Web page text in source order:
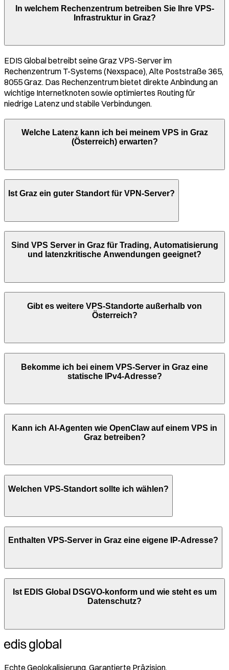
In welchem Rechenzentrum betreiben Sie Ihre VPS-
Infrastruktur in Graz?
EDIS Global betreibt seineGraz VPS-Server im
Rechenzentrum T-Systems (Nexspace), Alte Poststraße 365,
8055 Graz. Das Rechenzentrum bietet direkte Anbindung an
wichtige Internetknoten sowie optimiertes Routing für
niedrige Latenz und stabile Verbindungen.
Welche Latenz kann ich bei meinem VPS in Graz
(Österreich) erwarten?
Ist Graz ein guter Standort für VPN-Server?
Sind VPS Server in Grazfür Trading, Automatisierung
und latenzkritische Anwendungen geeignet?
Gibt es weitere VPS-Standorte außerhalb von
Österreich?
Bekomme ich bei einem VPS-Server in Graz eine
statische IPv4-Adresse?
Kann ich AI-Agenten wie OpenClaw auf einem VPS in
Grazbetreiben?
Welchen VPS-Standort sollte ich wählen?
Enthalten VPS-Server in Graz eine eigene IP-Adresse?
Ist EDIS Global DSGVO-konform und wie steht es um
Datenschutz?
Echte Geolokalisierung, Garantierte Präzision.